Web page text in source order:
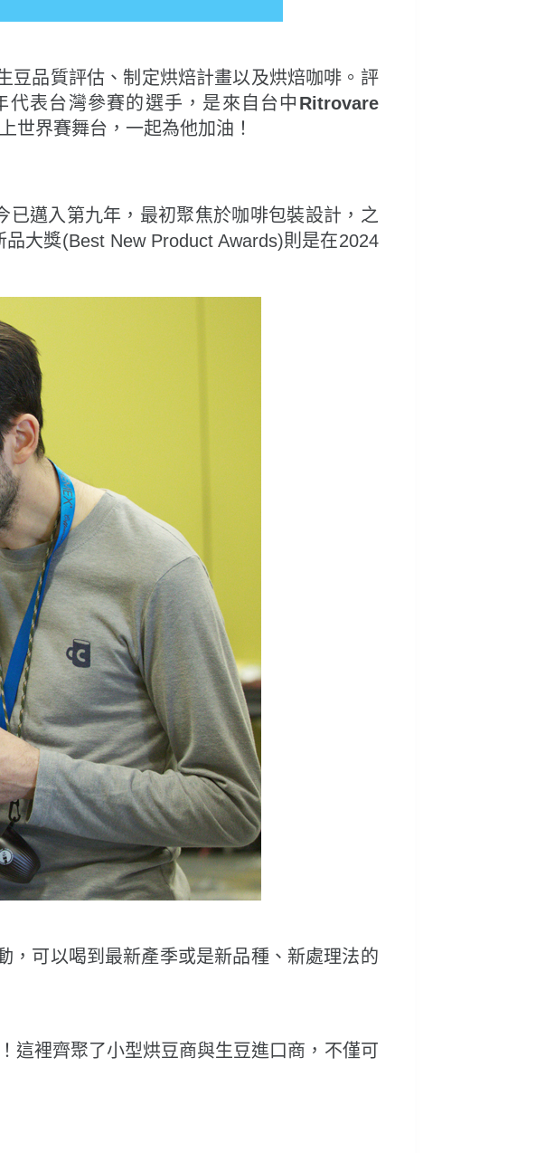
豆品質評估、制定烘焙計畫以及烘焙咖啡。評
表台灣參賽的選手，是來自台中 Ritrovare
世界賽舞台，一起為他加油！
邁入第九年，最初聚焦於咖啡包裝設計，之
大獎(Best New Product Awards)則是在2024
，可以喝到最新產季或是新品種、新處理法的
這裡齊聚了小型烘豆商與生豆進口商，不僅可